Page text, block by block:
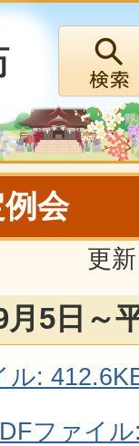
会
更
5日～
ル:
ファイ